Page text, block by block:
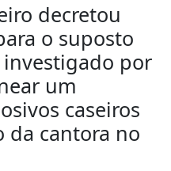
decretou
o suposto
por
um
caseiros
da cantora no